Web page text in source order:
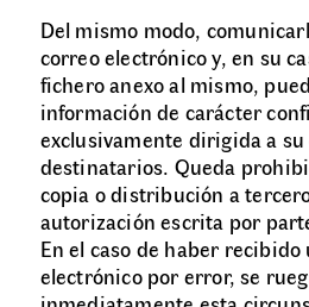
Del mismo modo,
correo electrónico y, en su
fichero anexo al mismo,
información de carácter
exclusivamente dirigida a
destinatarios. Queda
copia o distribución a
autorización escrita por
En el caso de haber recibido
electrónico por error, se